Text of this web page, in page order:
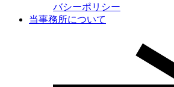
バシーポリシー
当事務所について